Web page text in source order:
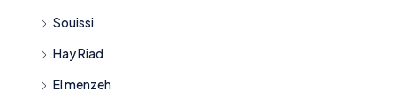
Souissi
Hay Riad
El menzeh